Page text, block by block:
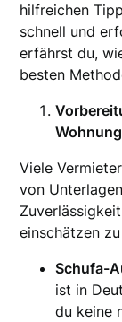
hilfreichen
schnell und
erfährst du,
besten
Viele
von
einschätzen
Schufa-
ist in
du keine